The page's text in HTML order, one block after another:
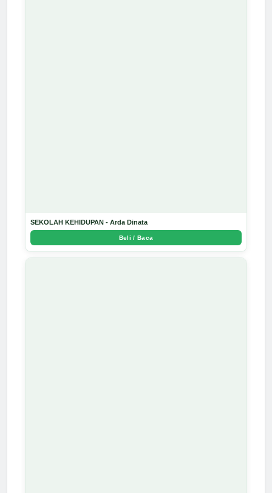
SEKOLAH KEHIDUPAN - Arda Dinata
Beli / Baca